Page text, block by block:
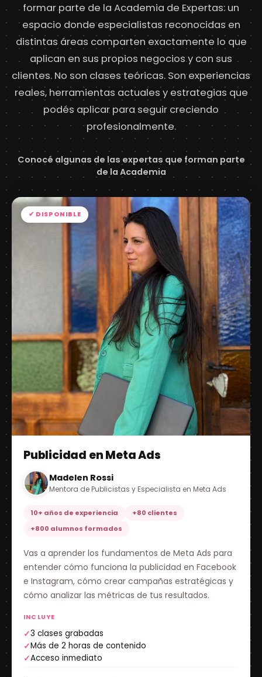
formar parte de la Academia de Expertas: un
espacio donde especialistas reconocidas en
distintas áreas comparten exactamente lo que
aplican en sus propios negocios y con sus
clientes. No son clases teóricas. Son experiencias
reales, herramientas actuales y estrategias que
podés aplicar para seguir creciendo
profesionalmente.
Conocé algunas de las expertas que forman parte
de la Academia
✔ DISPONIBLE
Publicidad en Meta Ads
Madelen Rossi
Mentora de Publicistas y Especialista en Meta Ads
10+ años de experiencia
+80 clientes
+800 alumnos formados
Vas a aprender los fundamentos de Meta Ads para
entender cómo funciona la publicidad en Facebook
e Instagram, cómo crear campañas estratégicas y
cómo analizar las métricas de tus resultados.
INCLUYE
✓3 clases grabadas
✓Más de 2 horas de contenido
✓Acceso inmediato